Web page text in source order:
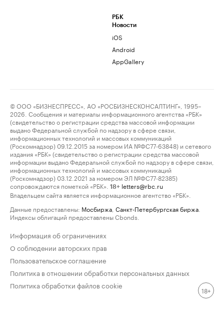
РБК
Новости
iOS
Android
AppGallery
© ООО «БИЗНЕСПРЕСС», АО «РОСБИЗНЕСКОНСАЛТИНГ», 1995–
2026. Сообщения и материалы информационного агентства «РБК»
(свидетельство о регистрации средства массовой информации
выдано Федеральной службой по надзору в сфере связи,
информационных технологий и массовых коммуникаций
(Роскомнадзор) 09.12.2015 за номером ИА №ФС77-63848) и сетевого
издания «РБК» (свидетельство о регистрации средства массовой
информации выдано Федеральной службой по надзору в сфере связи,
информационных технологий и массовых коммуникаций
(Роскомнадзор) 03.12.2021 за номером ЭЛ №ФС77-82385)
сопровождаются пометкой «РБК».
18+ letters@rbc.ru
Владельцем сайта является информационное агентство «РБК».
Данные предоставлены: Мосбиржа Санкт-Петербургская биржа
Индексы облигаций предоставлены Cbonds.
Информация об ограничениях
О соблюдении авторских прав
Пользовательское соглашение
Политика в отношении обработки персональных данных
Политика обработки файлов cookie
18+